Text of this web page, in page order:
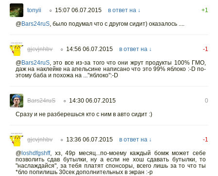
tonyii ○ 15:07 06.07.2015 в ответ на ↓
+1
@Bars24ruS, было подумал что с другом сидит) оказалось ....
gjcvjnhbv ○ 14:56 06.07.2015 в ответ на ↓
-1
@Bars24ruS,это все из-за того что они жрут продукты 100% ГМО,
даж на наклейке на апельсине написано что это 99% яблоко :-D по-
этому баба и похожа на ..."яблоко":-D
Bars24ruS ○ 14:30 06.07.2015
0
Сразу и не разберешься кто с ним в авто сидит :)
gjcvjnhbv ○ 13:36 06.07.2015 в ответ на ↓
-1
@ loshdfgshff, хз, 49р месяц...по-моему каждый бомж может себе
позволить сдав бутылки, ну а если не хош сдавать бутылки, то
"наслаждайся", за тебя платят спонсоры, всего лишь за то что ты
*бло попилишь 30сек дополнительных в экран :-p